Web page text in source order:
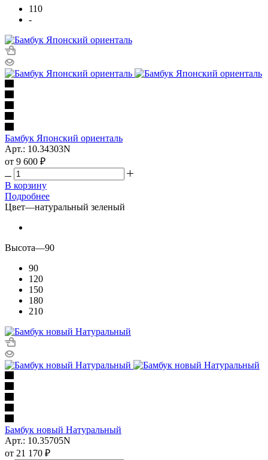
110
-
Бамбук Японский ориенталь
Арт.: 10.34303N
от 9 600 ₽
В корзину
Подробнее
Цвет—натуральный зеленый
Высота—90
90
120
150
180
210
Бамбук новый Натуральный
Арт.: 10.35705N
от 21 170 ₽